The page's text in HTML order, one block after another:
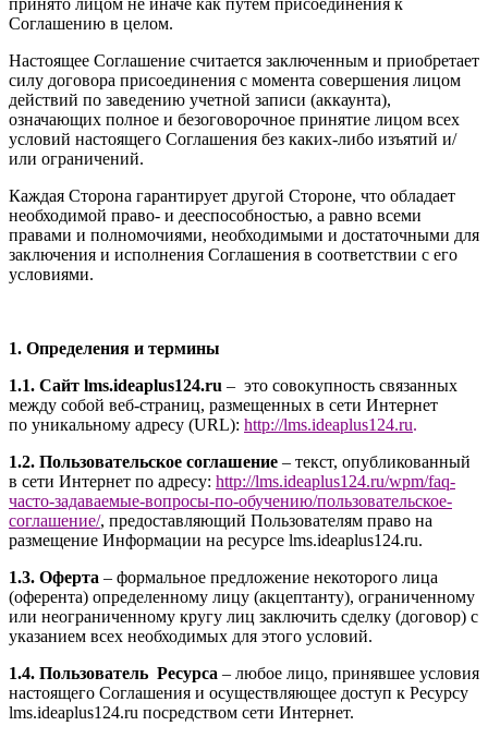
Соглашению в целом.
Настоящее Соглашение считается заключенным и приобретает
силу договора присоединения с момента совершения лицом
действий по заведению учетной записи (аккаунта),
означающих полное и безоговорочное принятие лицом всех
условий настоящего Соглашения без каких-либо изъятий и/
или ограничений.
Каждая Сторона гарантирует другой Стороне, что обладает
необходимой право- и дееспособностью, а равно всеми
правами и полномочиями, необходимыми и достаточными для
заключения и исполнения Соглашения в соответствии с его
условиями.
1. Определения и термины
1.1. Сайт lms.ideaplus124.ru – это совокупность связанных
между собой веб-страниц, размещенных в сети Интернет
по уникальному адресу (URL): http://lms.ideaplus124.ru.
1.2. Пользовательское соглашение – текст, опубликованный
в сети Интернет по адресу: http://lms.ideaplus124.ru/wpm/faq-
часто-задаваемые-вопросы-по-обучению/пользовательское-
соглашение/, предоставляющий Пользователям право на
размещение Информации на ресурсе lms.ideaplus124.ru.
1.3. Оферта – формальное предложение некоторого лица
(оферента) определенному лицу (акцептанту), ограниченному
или неограниченному кругу лиц заключить сделку (договор) с
указанием всех необходимых для этого условий.
1.4. Пользователь Ресурса – любое лицо, принявшее условия
настоящего Соглашения и осуществляющее доступ к Ресурсу
lms.ideaplus124.ru посредством сети Интернет.